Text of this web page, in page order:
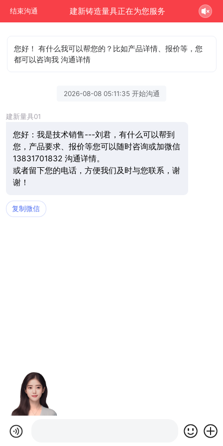
结束沟通 建新铸造量具正在为您服务
您好！ 有什么我可以帮您的？比如产品详情、报价等，您
都可以咨询我 沟通详情
2026-08-08 05:11:35 开始沟通
建新量具01
您好：我是技术销售---刘君，有什么可以帮到
您，产品要求、报价等您可以随时咨询或加微信
13831701832 沟通详情。
或者留下您的电话，方便我们及时与您联系，谢
谢！
复制微信